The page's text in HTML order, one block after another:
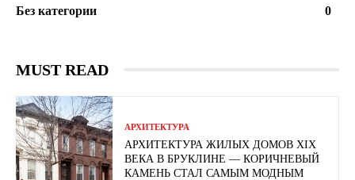
Без категории
0
MUST READ
АРХИТЕКТУРА
АРХИТЕКТУРА ЖИЛЫХ ДОМОВ XIX
ВЕКА В БРУКЛИНЕ — КОРИЧНЕВЫЙ
КАМЕНЬ СТАЛ САМЫМ МОДНЫМ